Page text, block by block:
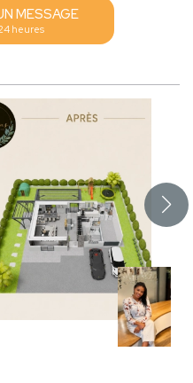
MESSAGE
heures